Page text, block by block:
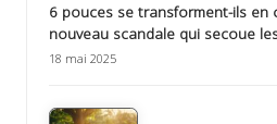
6 pouces se transforment-ils en
nouveau scandale qui secoue
18 mai 2025